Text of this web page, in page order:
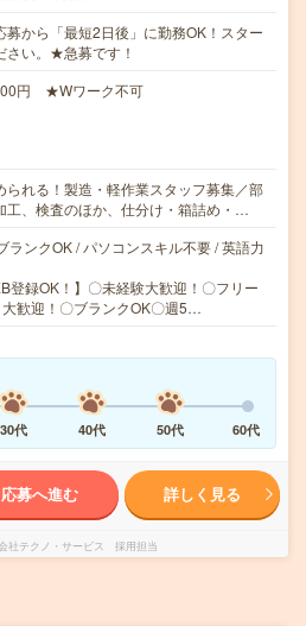
から「最短2日後」に勤務OK！スター
さい。★急募です！
円 ★Wワーク不可
られる！製造・軽作業スタッフ募集／部
工、検査のほか、仕分け・箱詰め・…
ランクOK / パソコンスキル不要 / 英語力
登録OK！】〇未経験大歓迎！〇フリー
歓迎！〇ブランクOK〇週5…
30代 40代 50代 60代
応募へ進む 詳しく見る
社テクノ・サービス 採用担当